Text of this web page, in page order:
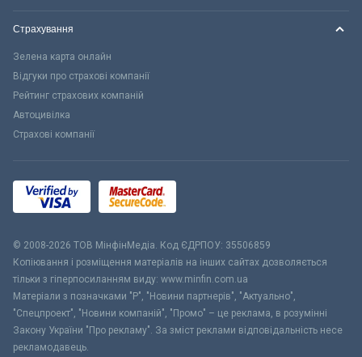
Страхування
Зелена карта онлайн
Відгуки про страхові компанії
Рейтинг страхових компаній
Автоцивілка
Страхові компанії
© 2008-2026 ТОВ МiнфiнМедiа. Код ЄДРПОУ: 35506859
Копіювання і розміщення матеріалів на інших сайтах дозволяється
тільки з гіперпосиланням виду: www.minfin.com.ua
Матеріали з позначками "Р", "Новини партнерів", "Актуально",
"Спецпроект", "Новини компаній", "Промо" – це реклама, в розумінні
Закону України "Про рекламу". За зміст реклами відповідальність несе
рекламодавець.